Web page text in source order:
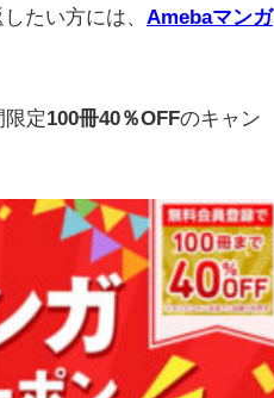
たい方には、 Amebaマンガ
限定100冊40％OFFのキャン